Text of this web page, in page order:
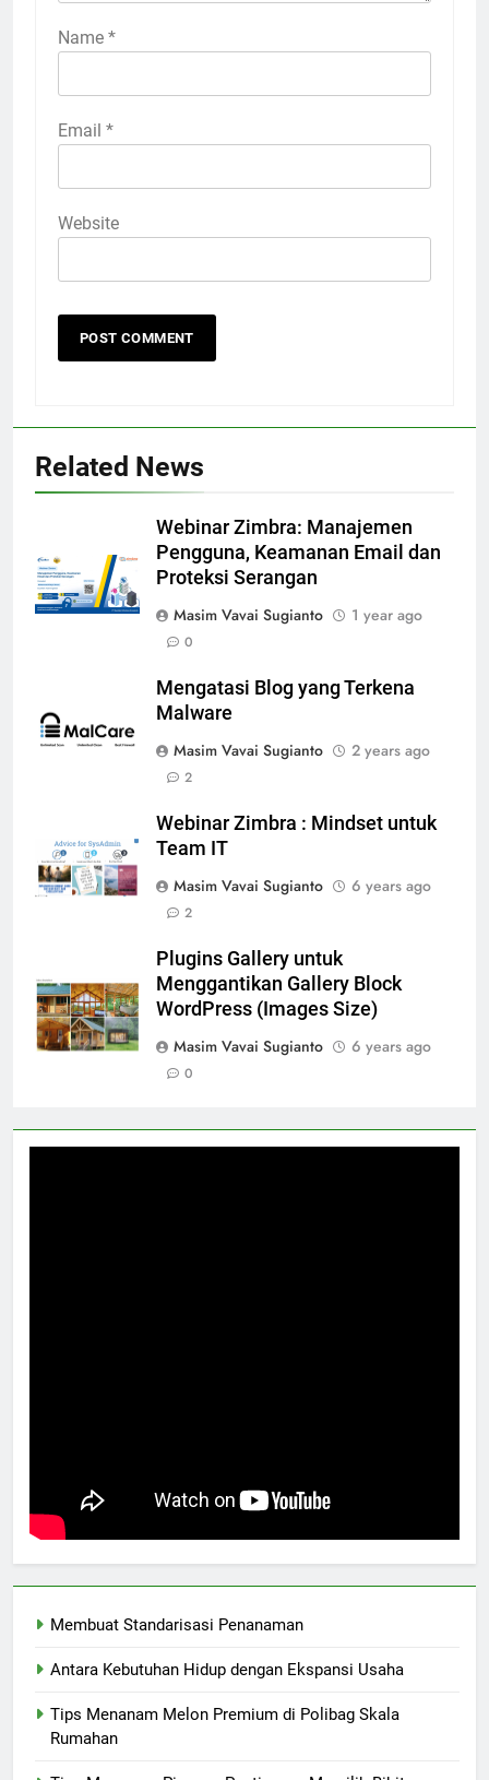
Name *
Email *
Website
Related News
Webinar Zimbra: Manajemen
Pengguna, Keamanan Email dan
Proteksi Serangan
Masim Vavai Sugianto
1 year ago
0
Mengatasi Blog yang Terkena
Malware
Masim Vavai Sugianto
2 years ago
2
Webinar Zimbra : Mindset untuk
Team IT
Masim Vavai Sugianto
6 years ago
2
Plugins Gallery untuk
Menggantikan Gallery Block
WordPress (Images Size)
Masim Vavai Sugianto
6 years ago
0
Membuat Standarisasi Penanaman
Antara Kebutuhan Hidup dengan Ekspansi Usaha
Tips Menanam Melon Premium di Polibag Skala
Rumahan